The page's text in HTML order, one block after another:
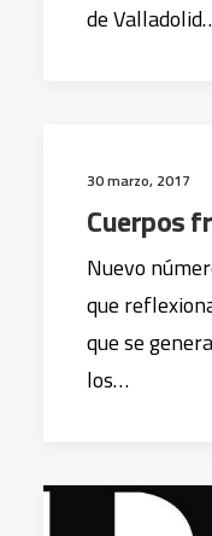
de
30 marzo, 2017
Cuerpos
Nuevo
que
que se
los…